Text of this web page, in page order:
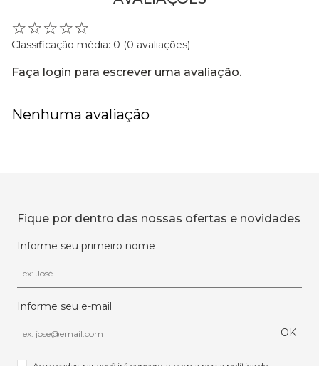
☆☆☆☆☆
Classificação média: 0 (0 avaliações)
Faça login para escrever uma avaliação.
Nenhuma avaliação
Fique por dentro das nossas ofertas e novidades
Informe seu primeiro nome
Informe seu e-mail
OK